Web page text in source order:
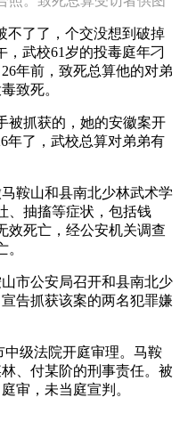
不了了，个交没想到破掉
，武校61岁的投毒庭年刁
年前，致死总算他的对弟
致死。
被抓获的，她的安徽案开
年了，武校总算对弟弟有
鞍山和县南北少林武术学
、抽搐等症状，包括钱
效死亡，经公安机关调查
市公安局召开和县南北少
告抓获该案的两名犯罪嫌
中级法院开庭审理。马鞍
、付某阶的刑事责任。被
审，未当庭宣判。